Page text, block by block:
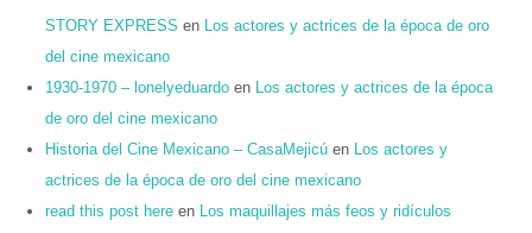
STORY EXPRESS en
Los actores y actrices de la época de oro
del cine mexicano
1930-1970 – lonelyeduardo en
Los actores y actrices de la época
de oro del cine mexicano
Historia del Cine Mexicano – CasaMejicú en
Los actores y
actrices de la época de oro del cine mexicano
read this post here en Los maquillajes más feos y ridículos